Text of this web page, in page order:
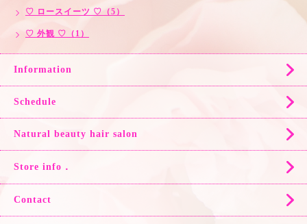
♡ ロースイーツ ♡（5）
♡ 外観 ♡（1）
Information
Schedule
Natural beauty hair salon
Store info．
Contact